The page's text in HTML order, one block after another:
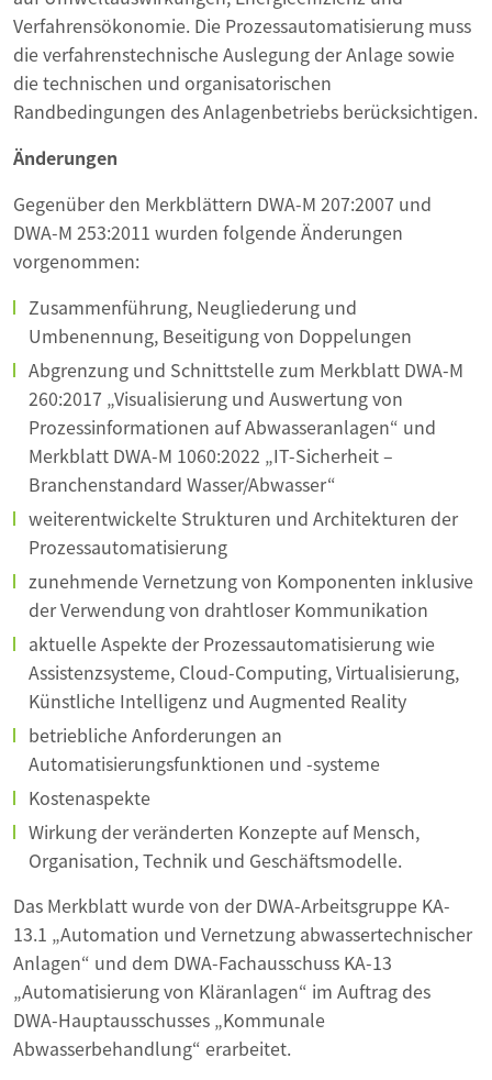
Verfahrensökonomie. Die Prozessautomatisierung muss
die verfahrenstechnische Auslegung der Anlage sowie
die technischen und organisatorischen
Randbedingungen des Anlagenbetriebs berücksichtigen.
Änderungen
Gegenüber den Merkblättern DWA-M 207:2007 und
DWA-M 253:2011 wurden folgende Änderungen
vorgenommen:
Zusammenführung, Neugliederung und
Umbenennung, Beseitigung von Doppelungen
Abgrenzung und Schnittstelle zum Merkblatt DWA-M
260:2017 „Visualisierung und Auswertung von
Prozessinformationen auf Abwasseranlagen“ und
Merkblatt DWA-M 1060:2022 „IT-Sicherheit –
Branchenstandard Wasser/Abwasser“
weiterentwickelte Strukturen und Architekturen der
Prozessautomatisierung
zunehmende Vernetzung von Komponenten inklusive
der Verwendung von drahtloser Kommunikation
aktuelle Aspekte der Prozessautomatisierung wie
Assistenzsysteme, Cloud-Computing, Virtualisierung,
Künstliche Intelligenz und Augmented Reality
betriebliche Anforderungen an
Automatisierungsfunktionen und -systeme
Kostenaspekte
Wirkung der veränderten Konzepte auf Mensch,
Organisation, Technik und Geschäftsmodelle.
Das Merkblatt wurde von der DWA-Arbeitsgruppe KA-
13.1 „Automation und Vernetzung abwassertechnischer
Anlagen“ und dem DWA-Fachausschuss KA-13
„Automatisierung von Kläranlagen“ im Auftrag des
DWA-Hauptausschusses „Kommunale
Abwasserbehandlung“ erarbeitet.